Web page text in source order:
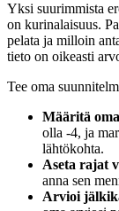
Yksi suurimmista
on kurinalaisuus.
pelata ja milloin
tieto on oikeasti
Tee oma
Määritä
olla -4, ja
lähtökohta.
Aseta rajat
anna sen
Arvioi